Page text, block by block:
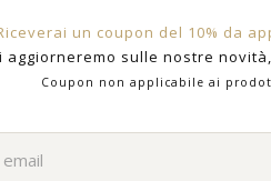
un coupon del 10% da
aggiorneremo sulle nostre
Coupon non applicabile ai